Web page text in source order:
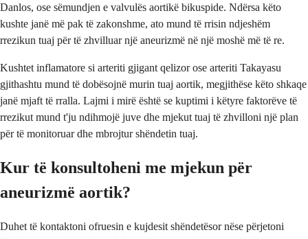
Danlos, ose sëmundjen e valvulës aortikë bikuspide. Ndërsa këto
kushte janë më pak të zakonshme, ato mund të rrisin ndjeshëm
rrezikun tuaj për të zhvilluar një aneurizmë në një moshë më të re.
Kushtet inflamatore si arteriti gjigant qelizor ose arteriti Takayasu
gjithashtu mund të dobësojnë murin tuaj aortik, megjithëse këto shkaqe
janë mjaft të rralla. Lajmi i mirë është se kuptimi i këtyre faktorëve të
rrezikut mund t'ju ndihmojë juve dhe mjekut tuaj të zhvilloni një plan
për të monitoruar dhe mbrojtur shëndetin tuaj.
Kur të konsultoheni me mjekun për
aneurizmë aortik?
Duhet të kontaktoni ofruesin e kujdesit shëndetësor nëse përjetoni